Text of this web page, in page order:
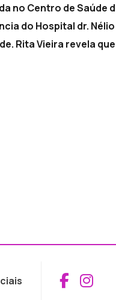
no Centro de Saúde
do Hospital dr. Nélio
Rita Vieira revela